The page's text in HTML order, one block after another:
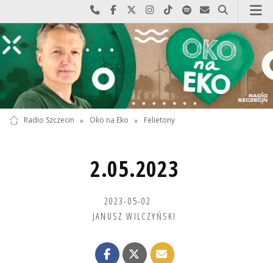
Najlepiej po prostu do nas zadzwoń
Odwiedź nas na Facebook-u
Odwiedź nas na X
Odwiedź nas na Instagram-ie
Odwiedź nas na TikTok-u
Szukaj nas na Spotify
Wyślij do nas
Szukaj
Radio Szczecin » Oko na Eko » Felietony
2.05.2023
2023-05-02
JANUSZ WILCZYŃSKI